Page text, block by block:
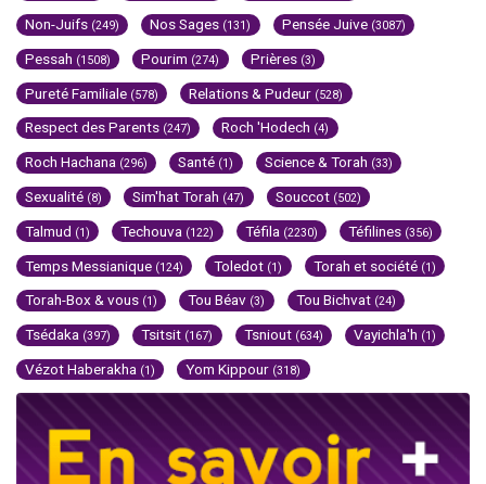
Non-Juifs (249) Nos Sages (131) Pensée Juive (3087)
Pessah (1508) Pourim (274) Prières (3)
Pureté Familiale (578) Relations & Pudeur (528)
Respect des Parents (247) Roch 'Hodech (4)
Roch Hachana (296) Santé (1) Science & Torah (33)
Sexualité (8) Sim'hat Torah (47) Souccot (502)
Talmud (1) Techouva (122) Téfila (2230) Téfilines (356)
Temps Messianique (124) Toledot (1) Torah et société (1)
Torah-Box & vous (1) Tou Béav (3) Tou Bichvat (24)
Tsédaka (397) Tsitsit (167) Tsniout (634) Vayichla'h (1)
Vézot Haberakha (1) Yom Kippour (318)